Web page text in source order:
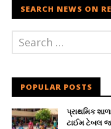
SEARCH NEWS ON
POPULAR POSTS
પ્રાથમિક
ટાઈમ ટેબલ